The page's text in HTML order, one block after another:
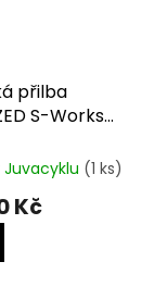
přilba
S-Works
(1 ks)
Kč